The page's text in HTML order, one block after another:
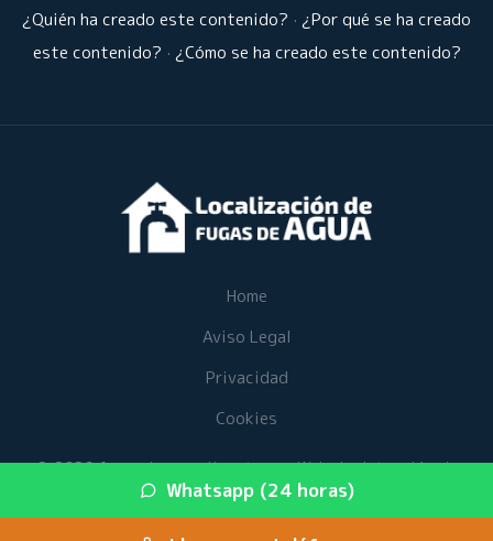
Whatsapp (24 horas)
¿Quién ha creado este contenido? · ¿Por qué se ha creado
este contenido? · ¿Cómo se ha creado este contenido?
Home
Aviso Legal
Privacidad
Cookies
© 2026 fugasdeaguaalicante.es · Web de detección de
fugas de agua en su provincia ·Mapa del sitio